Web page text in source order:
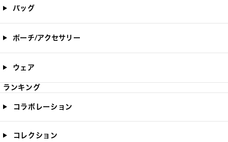
バッグ
ポーチ/アクセサリー
ウェア
ランキング
コラボレーション
コレクション